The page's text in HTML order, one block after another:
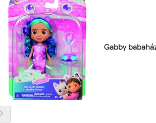
Gabby